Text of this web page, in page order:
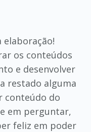
os conteúdos
e desenvolver
restado alguma
conteúdo do
em perguntar,
feliz em poder